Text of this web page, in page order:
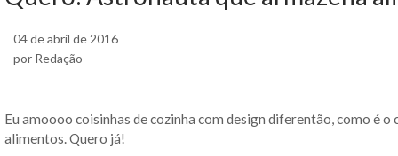
04 de abril de 2016
por Redação
Eu amoooo coisinhas de cozinha com design diferentão, como é
alimentos. Quero já!